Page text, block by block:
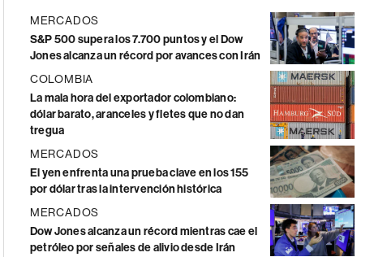
MERCADOS
S&P 500 supera los 7.700 puntos y el Dow
Jones alcanza un récord por avances con Irán
COLOMBIA
La mala hora del exportador colombiano:
dólar barato, aranceles y fletes que no dan
tregua
MERCADOS
El yen enfrenta una prueba clave en los 155
por dólar tras la intervención histórica
MERCADOS
Dow Jones alcanza un récord mientras cae el
petróleo por señales de alivio desde Irán